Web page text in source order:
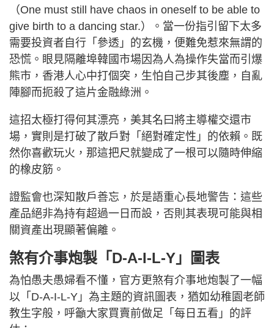
（One must still have chaos in oneself to be able to
give birth to a dancing star.）。當一份指引留下太多
需要投資者自行「參透」的玄機，便難免惹來無謂的
恐慌。眼見隔離埠韓國市場因為人為操作失當而引爆
熊市，香港人心中打個突，生怕自己步其後塵，自亂
陣腳而扼殺了這片金融綠洲。
這招太極打得何其漂亮，美其名曰將主導權交還市
場，實則是打破了散戶對「絕對確定性」的依賴。既
然你喜歡玩火，那這把尺就變成了一根可以隨時伸縮
的橡皮筋。
證監會也深知散戶善忘，於是語重心長地警告：這些
產品絕非為持有超過一日而設，否則其表現可能與相
關資產出現顯著偏離。
煞有介事炮製「D-A-I-L-Y」圖表
為怕愚夫愚婦看不懂，官方更煞有介事地炮製了一幅
以「D-A-I-L-Y」為主題的資訊圖表，猶如幼稚園老師
教生字般，呼籲大家買賣前做足「每日五看」的評